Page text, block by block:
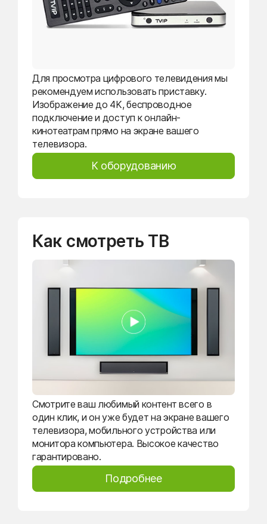
Для просмотра цифрового телевидения мы
рекомендуем использовать приставку.
Изображение до 4K, беспроводное
подключение и доступ к онлайн-
кинотеатрам прямо на экране вашего
телевизора.
К оборудованию
Как смотреть ТВ
Смотрите ваш любимый контент всего в
один клик, и он уже будет на экране вашего
телевизора, мобильного устройства или
монитора компьютера. Высокое качество
гарантировано.
Подробнее